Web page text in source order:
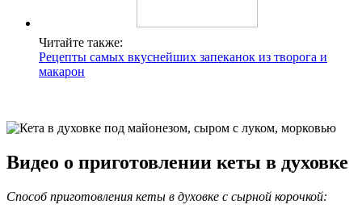
Читайте также:
Рецепты самых вкуснейших запеканок из творога и
макарон
Видео о приготовлении кеты в духовке
Способ приготовления кеты в духовке с сырной корочкой: